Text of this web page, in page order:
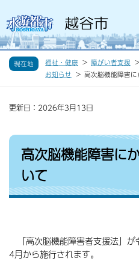
現在地 福祉・健康 障がい者支援
お知らせ
高次脳機能障害
更新日：2026年3月13日
高次脳機能障害に
いて
「高次脳機能障害者支援法」
4月から施行されます。